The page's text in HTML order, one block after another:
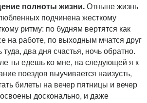
полноты жизни.Отныне жизнь
подчинена жесткому
ритму: по будням вертятся как
на работе, по выходным мчатся друг
туда, два дня счастья, ночь обратно.
ты едешь ко мне, на следующей я к
поездов выучивается наизусть,
билеты на вечер пятницы и вечер
досконально, и даже